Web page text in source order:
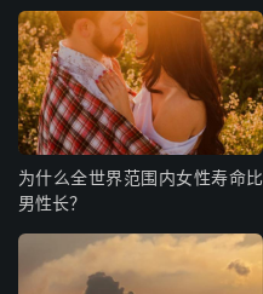
为什么全世界范围内女性寿命比
男性长？